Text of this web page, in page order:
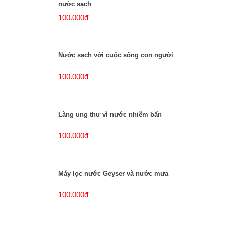
nước sạch
100.000đ
Nước sạch với cuộc sống con người
100.000đ
Làng ung thư vì nước nhiễm bẩn
100.000đ
Máy lọc nước Geyser và nước mưa
100.000đ